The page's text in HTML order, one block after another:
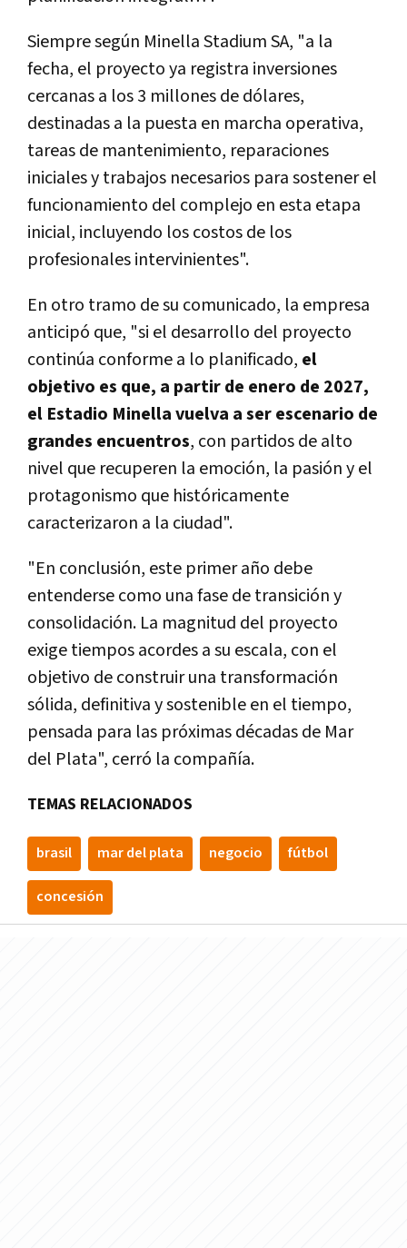
Siempre según Minella Stadium SA, "a la
fecha, el proyecto ya registra inversiones
cercanas a los 3 millones de dólares,
destinadas a la puesta en marcha operativa,
tareas de mantenimiento, reparaciones
iniciales y trabajos necesarios para sostener el
funcionamiento del complejo en esta etapa
inicial, incluyendo los costos de los
profesionales intervinientes".
En otro tramo de su comunicado, la empresa
anticipó que, "si el desarrollo del proyecto
continúa conforme a lo planificado, el
objetivo es que, a partir de enero de 2027,
el Estadio Minella vuelva a ser escenario de
grandes encuentros, con partidos de alto
nivel que recuperen la emoción, la pasión y el
protagonismo que históricamente
caracterizaron a la ciudad".
"En conclusión, este primer año debe
entenderse como una fase de transición y
consolidación. La magnitud del proyecto
exige tiempos acordes a su escala, con el
objetivo de construir una transformación
sólida, definitiva y sostenible en el tiempo,
pensada para las próximas décadas de Mar
del Plata", cerró la compañía.
TEMAS RELACIONADOS
brasil mar del plata negocio fútbol
concesión